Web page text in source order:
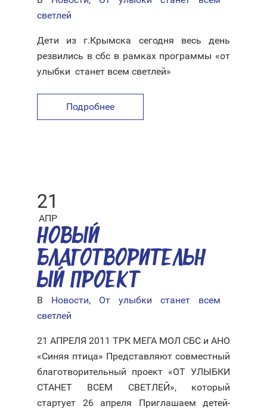
светлей
Дети из г.Крымска сегодня весь день
резвились в сбс в рамках программы «от
улыбки станет всем светлей»
Подробнее
21
АПР
НОВЫЙ
БЛАГОТВОРИТЕЛЬН
ЫЙ ПРОЕКТ
В Новости, От улыбки станет всем
светлей
21 АПРЕЛЯ 2011 ТРК МЕГА МОЛ СБС и АНО
«Синяя птица» Представляют совместный
благотворительный проект «ОТ УЛЫБКИ
СТАНЕТ ВСЕМ СВЕТЛЕЙ», который
стартует 26 апреля Приглашаем детей-